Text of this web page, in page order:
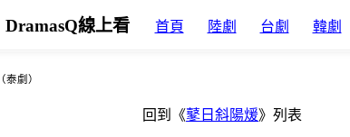
DramasQ線上看 首頁 陸劇 台劇 韓劇
（泰劇）
回到《鼕日斜陽煖》列表